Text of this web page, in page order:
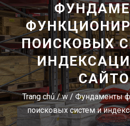
ПОИСКОВЫХ
Trang chủ/w/Фундаменты
поисковых систем и